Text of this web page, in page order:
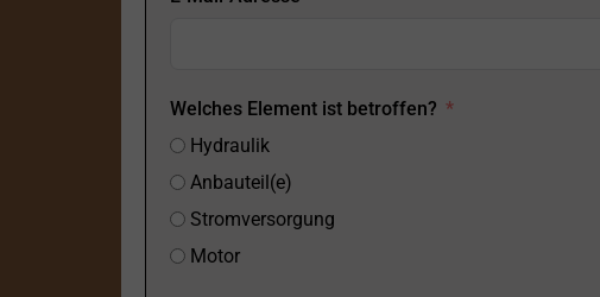
Welches Element ist betroffen?
Hydraulik
Anbauteil(e)
Stromversorgung
Motor